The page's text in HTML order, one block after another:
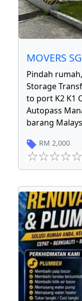
MOVERS
Pindah
Storage
to port K2 K1
Autopass
barang
RM 2,000